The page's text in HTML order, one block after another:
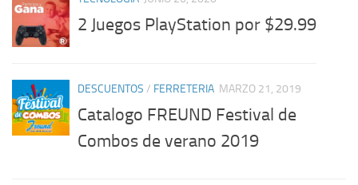
2 Juegos PlayStation por $29.99
DESCUENTOS / FERRETERIA MARZO 21, 2019
Catalogo FREUND Festival de
Combos de verano 2019